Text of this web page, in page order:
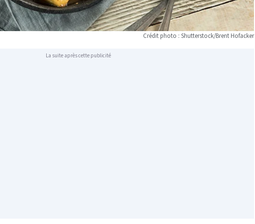
Crédit photo : Shutterstock/Brent Hofacker
La suite après cette publicité